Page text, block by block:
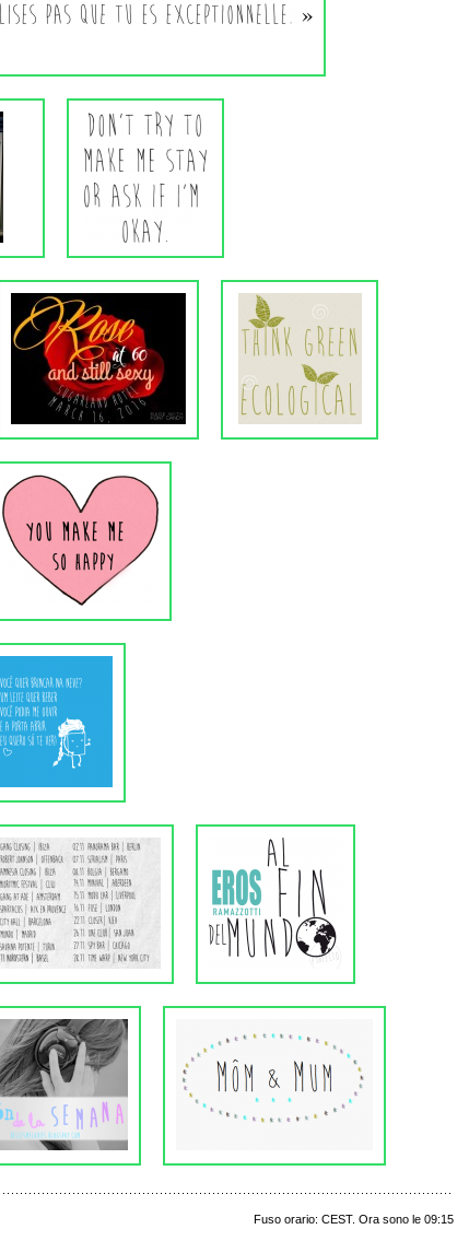
Fuso orario: CEST. Ora sono le 09:15